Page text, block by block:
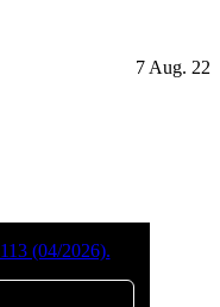
7 Aug. 22